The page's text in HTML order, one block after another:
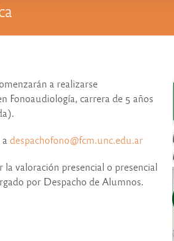
a realizarse
Fonoaudiología, carrera de 5 años
despachofono@fcm.unc.edu.ar
la valoración presencial o presencial
por Despacho de Alumnos.